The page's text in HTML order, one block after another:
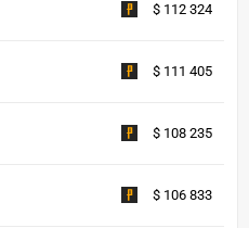
$ 112 324
$ 111 405
$ 108 235
$ 106 833